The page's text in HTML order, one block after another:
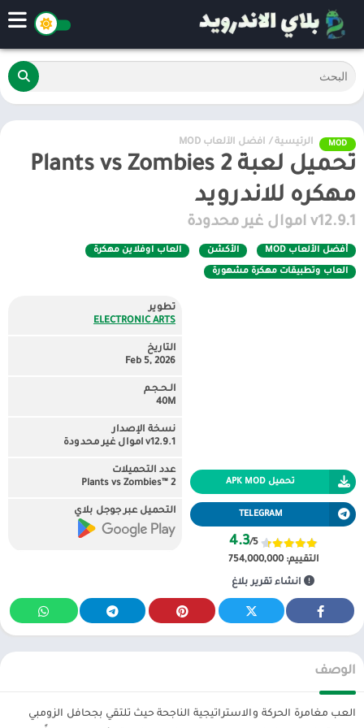
MOD الرئيسية / أفضل الألعاب MOD
تحميل لعبة Plants vs Zombies 2
مهكره للاندرويد
v12.9.1 اموال غير محدودة
أفضل الألعاب MOD الأكشن العاب اوفلاين مهكرة
العاب وتطبيقات مهكرة مشهورة
تحميل APK MOD
TELEGRAM
4.3/5
التقييم:754,000,000
انشاء تقرير بلاغ
تطوير
ELECTRONIC ARTS
التاريخ
Feb 5, 2026
الـحـجـم
40M
نسخة الإصدار
v12.9.1 اموال غير محدودة
عدد التحميلات
Plants vs Zombies™ 2
التحميل عبر جوجل بلاي
الوصف
العب مغامرة الحركة والاستراتيجية الناجحة حيث تلتقي بجحافل الزومبي